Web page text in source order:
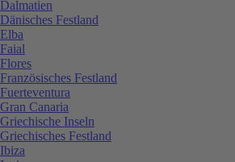
Dalmatien
Dänisches Festland
Elba
Faial
Flores
Französisches Festland
Fuerteventura
Gran Canaria
Griechische Inseln
Griechisches Festland
Ibiza